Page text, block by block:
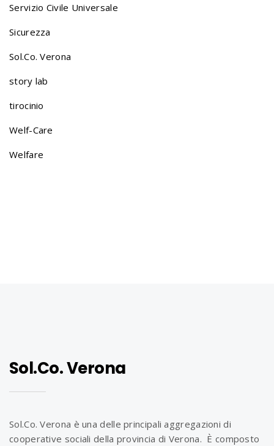
g
a
t
Servizio Civile Universale
Sicurezza
Sol.Co. Verona
story lab
tirocinio
Welf-Care
Welfare
Sol.Co. Verona
Sol.Co. Verona è una delle principali aggregazioni di
cooperative sociali della provincia di Verona. È composto